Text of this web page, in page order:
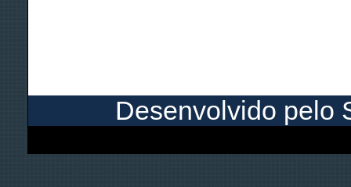
Desenvolvido pelo